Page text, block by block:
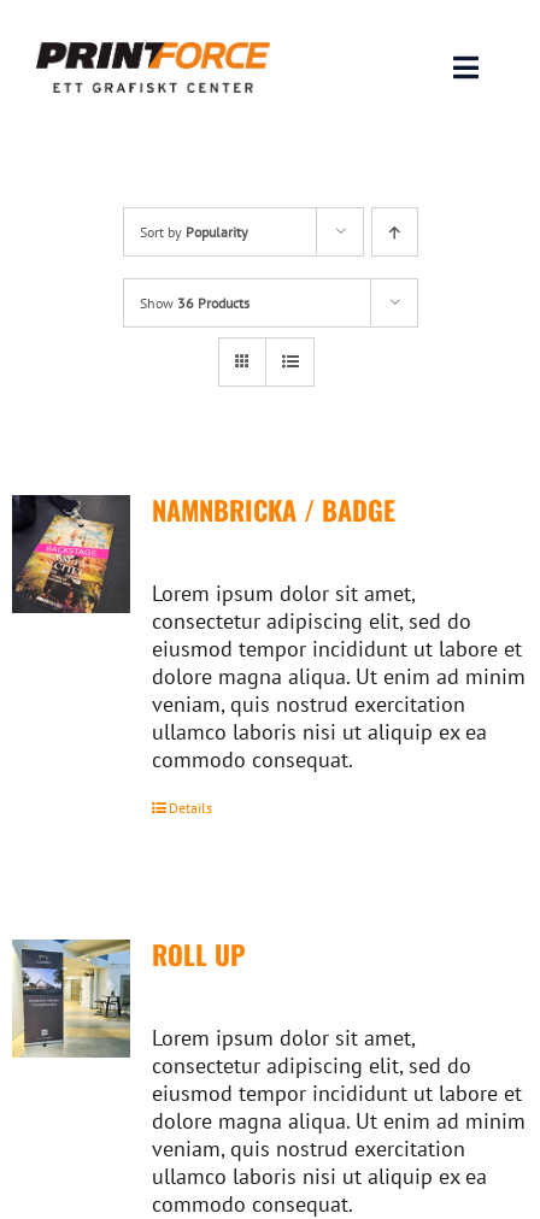
content
Toggle
INSPIRATION
Lämna original & filer
Kontakt
Sort by Popularity
Show 36 Products
NAMNBRICKA / BADGE
Lorem ipsum dolor sit amet,
consectetur adipiscing elit, sed do
eiusmod tempor incididunt ut labore et
dolore magna aliqua. Ut enim ad minim
veniam, quis nostrud exercitation
ullamco laboris nisi ut aliquip ex ea
commodo consequat.
Details
ROLL UP
Lorem ipsum dolor sit amet,
consectetur adipiscing elit, sed do
eiusmod tempor incididunt ut labore et
dolore magna aliqua. Ut enim ad minim
veniam, quis nostrud exercitation
ullamco laboris nisi ut aliquip ex ea
commodo consequat.